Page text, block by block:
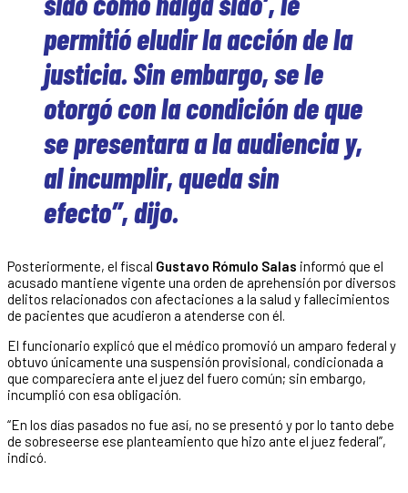
permitió eludir la acción de la
justicia. Sin embargo, se le
otorgó con la condición de que
se presentara a la audiencia y,
al incumplir, queda sin
efecto”, dijo.
Posteriormente, el fiscal Gustavo Rómulo Salas informó que el
acusado mantiene vigente una orden de aprehensión por diversos
delitos relacionados con afectaciones a la salud y fallecimientos
de pacientes que acudieron a atenderse con él.
El funcionario explicó que el médico promovió un amparo federal y
obtuvo únicamente una suspensión provisional, condicionada a
que compareciera ante el juez del fuero común; sin embargo,
incumplió con esa obligación.
“En los días pasados no fue así, no se presentó y por lo tanto debe
de sobreseerse ese planteamiento que hizo ante el juez federal”,
indicó.